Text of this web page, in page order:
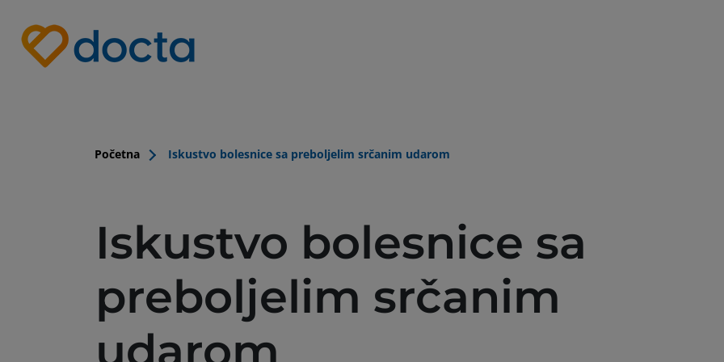
Site Logo
Početna Iskustvo bolesnice sa preboljelim srčanim udarom
Iskustvo bolesnice sa
preboljelim srčanim
udarom